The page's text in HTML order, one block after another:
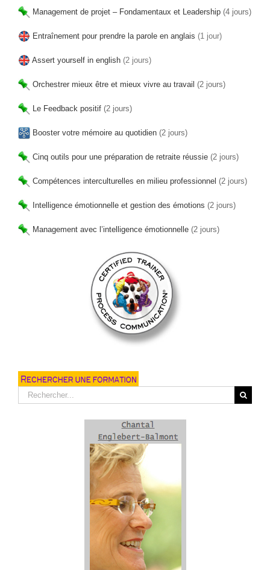
Management de projet – Fondamentaux et Leadership (4 jours)
Entraînement pour prendre la parole en anglais (1 jour)
Assert yourself in english (2 jours)
Orchestrer mieux être et mieux vivre au travail (2 jours)
Le Feedback positif (2 jours)
Booster votre mémoire au quotidien (2 jours)
Cinq outils pour une préparation de retraite réussie (2 jours)
Compétences interculturelles en milieu professionnel (2 jours)
Intelligence émotionnelle et gestion des émotions (2 jours)
Management avec l’intelligence émotionnelle (2 jours)
Rechercher: